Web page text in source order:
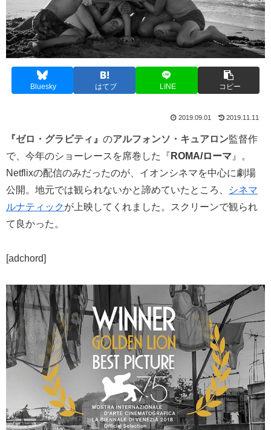
Bluesky はてブ LINE コピー
2019.09.01 2019.11.11
『ゼロ・グラビティ』 のアルフォンソ・キュアロン監督作
で、今年のショーレースを席巻した『 ROMA/ローマ 』。
Netflixの配信のみだったのが、イオンシネマを中心に劇場
公開。地元では観られないかと諦めていたところ、
シネマ
ルナティックが上映してくれました。スクリーンで観られ
て良かった。
[adchord]